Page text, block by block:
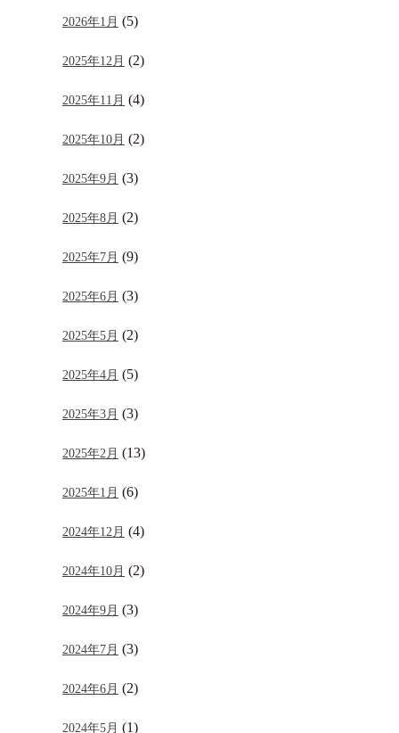
2026年1月 (5)
2025年12月 (2)
2025年11月 (4)
2025年10月 (2)
2025年9月 (3)
2025年8月 (2)
2025年7月 (9)
2025年6月 (3)
2025年5月 (2)
2025年4月 (5)
2025年3月 (3)
2025年2月 (13)
2025年1月 (6)
2024年12月 (4)
2024年10月 (2)
2024年9月 (3)
2024年7月 (3)
2024年6月 (2)
2024年5月 (1)